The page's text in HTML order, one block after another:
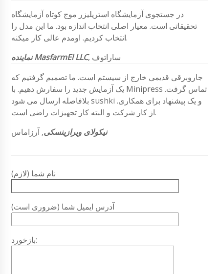
در جستجوی آزمایشگاه استریلیزر موج کوتاه آزمایشگاه
تحقیقاتی است. معیار اصلی انتخاب اندازه بود. ما این مدل را
انتخاب کردیم. اومدم عالی کار میکنه.
نماینده MasfarmEl LLC , ساراتوف
جاروبرقی قدیمی خارج از سیستم است. ما تصمیم گرفتیم که
یک آزمایش جدید را سفارش دهیم. با Minipress تماس گرفت.
بلافاصله ارسال می شود sushki و یک پیشنهاد برای همکاری.
از کار شرکت و البته کار تجهیزات راضی است.
نیکولای ویرازینسکی, آرزاماس
نام شما (لازم)
آدرس ایمیل شما (ضروری است)
بازخورد: